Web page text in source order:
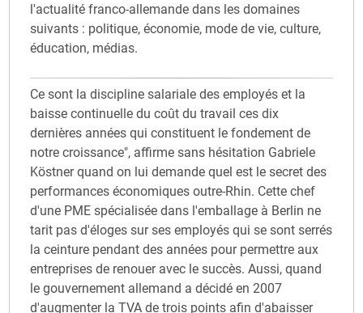
l'actualité franco-allemande dans les domaines
suivants : politique, économie, mode de vie, culture,
éducation, médias.
Ce sont la discipline salariale des employés et la
baisse continuelle du coût du travail ces dix
dernières années qui constituent le fondement de
notre croissance", affirme sans hésitation Gabriele
Köstner quand on lui demande quel est le secret des
performances économiques outre-Rhin. Cette chef
d'une PME spécialisée dans l'emballage à Berlin ne
tarit pas d'éloges sur ses employés qui se sont serrés
la ceinture pendant des années pour permettre aux
entreprises de renouer avec le succès. Aussi, quand
le gouvernement allemand a décidé en 2007
d'augmenter la TVA de trois points afin d'abaisser